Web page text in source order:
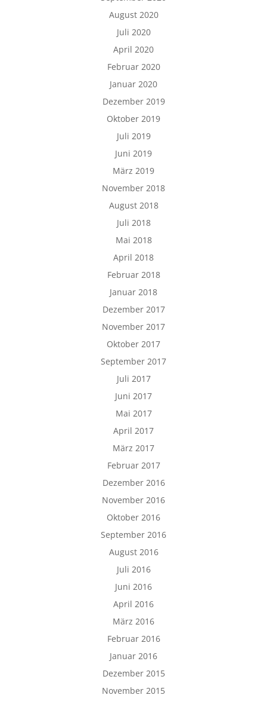
August 2020
Juli 2020
April 2020
Februar 2020
Januar 2020
Dezember 2019
Oktober 2019
Juli 2019
Juni 2019
März 2019
November 2018
August 2018
Juli 2018
Mai 2018
April 2018
Februar 2018
Januar 2018
Dezember 2017
November 2017
Oktober 2017
September 2017
Juli 2017
Juni 2017
Mai 2017
April 2017
März 2017
Februar 2017
Dezember 2016
November 2016
Oktober 2016
September 2016
August 2016
Juli 2016
Juni 2016
April 2016
März 2016
Februar 2016
Januar 2016
Dezember 2015
November 2015